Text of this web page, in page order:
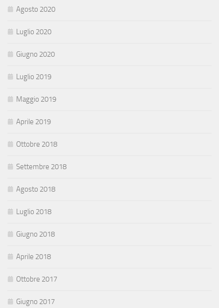
Agosto 2020
Luglio 2020
Giugno 2020
Luglio 2019
Maggio 2019
Aprile 2019
Ottobre 2018
Settembre 2018
Agosto 2018
Luglio 2018
Giugno 2018
Aprile 2018
Ottobre 2017
Giugno 2017